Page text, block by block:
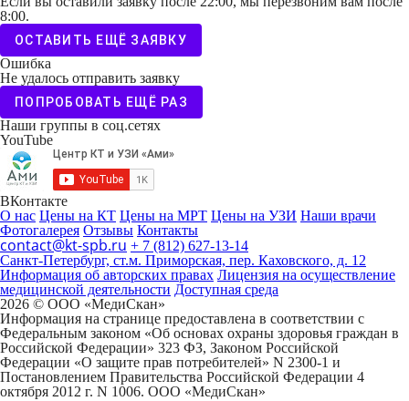
8:00.
ОСТАВИТЬ ЕЩЁ ЗАЯВКУ
Ошибка
Не удалось отправить заявку
ПОПРОБОВАТЬ ЕЩЁ РАЗ
Наши группы в соц.сетях
YouTube
ВКонтакте
О нас Цены на КТ Цены на МРТ Цены на УЗИ Наши врачи
Фотогалерея Отзывы Контакты
contact@kt-spb.ru + 7 (812) 627-13-14
Санкт-Петербург, ст.м. Приморская, пер. Каховского, д. 12
Информация об авторских правах Лицензия на осуществление
медицинской деятельности Доступная среда
2026 © ООО «МедиCкан»
Информация на странице предоставлена в соответствии с
Федеральным законом «Об основах охраны здоровья граждан в
Российской Федерации» 323 ФЗ, Законом Российской
Федерации «О защите прав потребителей» N 2300-1 и
Постановлением Правительства Российской Федерации 4
октября 2012 г. N 1006. ООО «МедиСкан»